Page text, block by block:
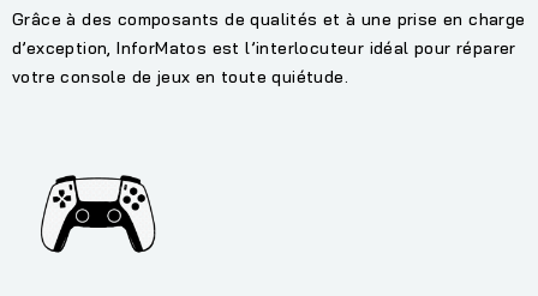
Grâce à des composants de qualités et à une prise en charge
d’exception, InforMatos est l’interlocuteur idéal pour réparer
votre console de jeux en toute quiétude.